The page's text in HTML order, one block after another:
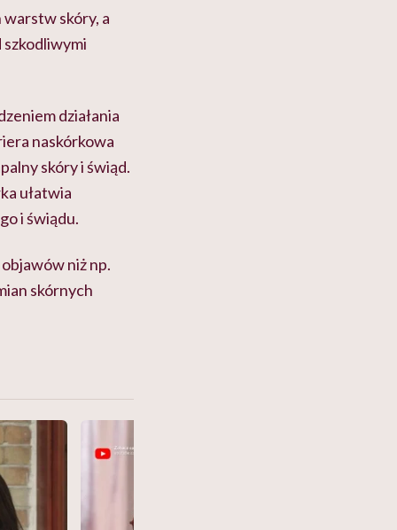
skóry, a
działania
naskórkowa
skóry i świąd.
ułatwia
i świądu.
niż np.
skórnych